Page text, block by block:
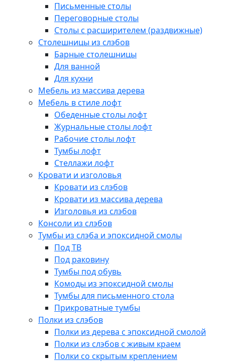
Письменные столы
Переговорные столы
Столы с расширителем (раздвижные)
Столешницы из слэбов
Барные столешницы
Для ванной
Для кухни
Мебель из массива дерева
Мебель в стиле лофт
Обеденные столы лофт
Журнальные столы лофт
Рабочие столы лофт
Тумбы лофт
Стеллажи лофт
Кровати и изголовья
Кровати из слэбов
Кровати из массива дерева
Изголовья из слэбов
Консоли из слэбов
Тумбы из слэба и эпоксидной смолы
Под ТВ
Под раковину
Тумбы под обувь
Комоды из эпоксидной смолы
Тумбы для письменного стола
Прикроватные тумбы
Полки из слэбов
Полки из дерева с эпоксидной смолой
Полки из слэбов с живым краем
Полки со скрытым креплением